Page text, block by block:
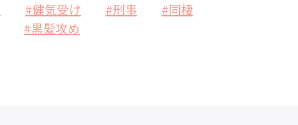
#健気受け #刑事
#同棲
#黒髪攻め